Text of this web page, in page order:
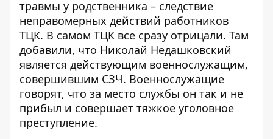
травмы у родственника – следствие
неправомерных действий работников
ТЦК. В самом ТЦК все сразу отрицали. Там
добавили, что Николай Недашковский
является действующим военнослужащим,
совершившим СЗЧ. Военнослужащие
говорят, что за место службы он так и не
прибыл и совершает тяжкое уголовное
преступление.